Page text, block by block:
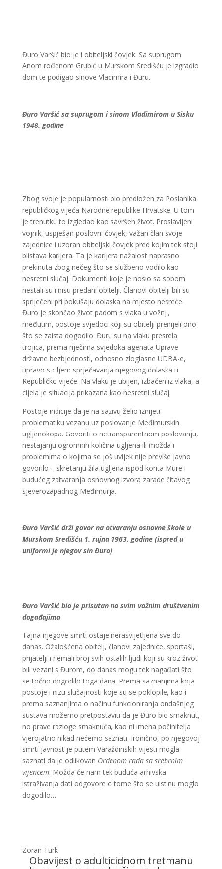
Đuro Varšić bio je i obiteljski čovjek. Sa suprugom
Anom rođenom Grubić u Murskom Središću je izgradio
dom te podigao sinove Vladimira i Đuru.
Đuro Varšić sa suprugom i sinom Vladimirom u Sisku
1948. godine
Zbog svoje je popularnosti bio predložen za Poslanika
republičkog vijeća Narodne republike Hrvatske. U tom
je trenutku to izgledao kao savršen život. Proslavljeni
vojnik, uspješan poslovni čovjek, važan član svoje
zajednice i uzoran obiteljski čovjek pred kojim tek stoji
blistava karijera. Ta je karijera nažalost naprasno
prekinuta zbog nečeg što se službeno vodilo kao
nesretni slučaj. Dokumenti koje je nosio sa sobom
nestali su i nisu predani obitelji. Članovi obitelji bili su
spriječeni pri pokušaju dolaska na mjesto nesreće.
Đuro je skončao život padom s vlaka u vožnji,
međutim, postoje svjedoci koji su obitelji prenijeli ono
što se zaista dogodilo. Đuru su na vlaku presrela
trojica, prema riječima svjedoka agenata Uprave
državne bezbjednosti, odnosno zloglasne UDBA-e,
upravo s ciljem sprječavanja njegovog dolaska u
Republičko vijeće. Na vlaku je ubijen, izbačen iz vlaka, a
cijela je situacija prikazana kao nesretni slučaj.
Postoje indicije da je na sazivu želio iznijeti
problematiku vezanu uz poslovanje Međimurskih
ugljenokopa. Govoriti o netransparentnom poslovanju,
nestajanju ogromnih količina ugljena ili možda i
problemima o kojima se još uvijek nije previše javno
govorilo – skretanju žila ugljena ispod korita Mure i
budućeg zatvaranja osnovnog izvora zarade čitavog
sjeverozapadnog Međimurja.
Đuro Varšić drži govor na otvaranju osnovne škole u
Murskom Središću 1. rujna 1963. godine (ispred u
uniformi je njegov sin Đuro)
Đuro Varšić bio je prisutan na svim važnim društvenim
događajima
Tajna njegove smrti ostaje nerasvijetljena sve do
danas. Ožalošćena obitelj, članovi zajednice, sportaši,
prijatelji i nemali broj svih ostalih ljudi koji su kroz život
bili vezani s Đurom, do danas mogu tek nagađati što
se točno dogodilo toga dana. Prema saznanjima koja
postoje i nizu slučajnosti koje su se poklopile, kao i
prema saznanjima o načinu funkcioniranja ondašnjeg
sustava možemo pretpostaviti da je Đuro bio smaknut,
no prave razloge smaknuća, kao ni imena počinitelja
vjerojatno nikad nećemo saznati. Ironično, po njegovoj
smrti javnost je putem Varaždinskih vijesti mogla
saznati da je odlikovan Ordenom rada sa srebrnim
vijencem. Možda će nam tek buduća arhivska
istraživanja dati odgovore o tome što se uistinu moglo
dogodilo…
Zoran Turk
Obavijest o adulticidnom tretmanu